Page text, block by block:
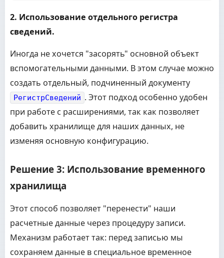
2. Использование отдельного регистра
сведений.
Иногда не хочется "засорять" основной объект
вспомогательными данными. В этом случае можно
создать отдельный, подчиненный документу
РегистрСведений . Этот подход особенно удобен
при работе с расширениями, так как позволяет
добавить хранилище для наших данных, не
изменяя основную конфигурацию.
Решение 3: Использование временного
хранилища
Этот способ позволяет "перенести" наши
расчетные данные через процедуру записи.
Механизм работает так: перед записью мы
сохраняем данные в специальное временное